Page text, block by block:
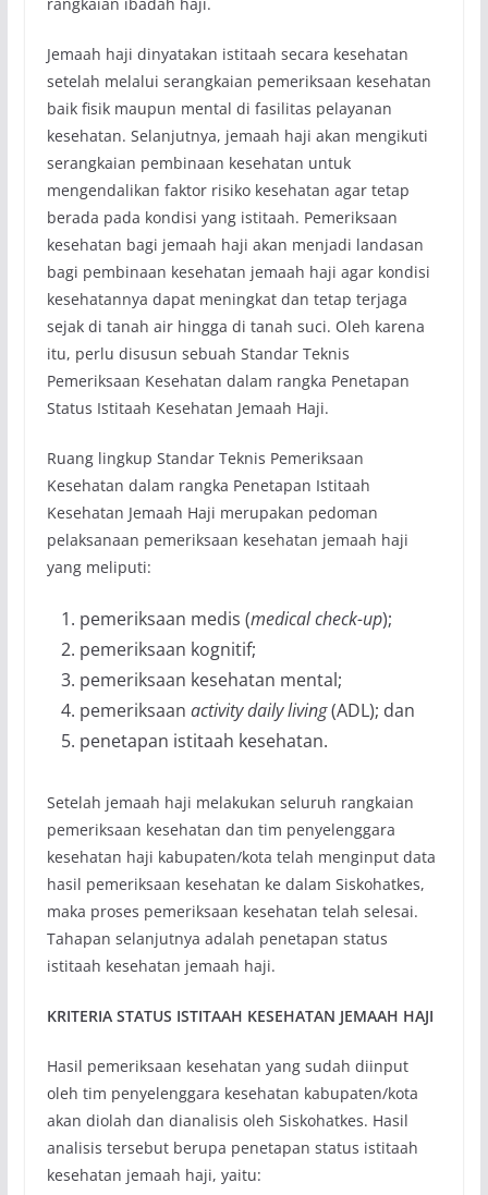
Jemaah haji dinyatakan istitaah secara kesehatan
setelah melalui serangkaian pemeriksaan kesehatan
baik fisik maupun mental di fasilitas pelayanan
kesehatan. Selanjutnya, jemaah haji akan mengikuti
serangkaian pembinaan kesehatan untuk
mengendalikan faktor risiko kesehatan agar tetap
berada pada kondisi yang istitaah. Pemeriksaan
kesehatan bagi jemaah haji akan menjadi landasan
bagi pembinaan kesehatan jemaah haji agar kondisi
kesehatannya dapat meningkat dan tetap terjaga
sejak di tanah air hingga di tanah suci. Oleh karena
itu, perlu disusun sebuah Standar Teknis
Pemeriksaan Kesehatan dalam rangka Penetapan
Status Istitaah Kesehatan Jemaah Haji.
Ruang lingkup Standar Teknis Pemeriksaan
Kesehatan dalam rangka Penetapan Istitaah
Kesehatan Jemaah Haji merupakan pedoman
pelaksanaan pemeriksaan kesehatan jemaah haji
yang meliputi:
pemeriksaan medis (medical check-up);
pemeriksaan kognitif;
pemeriksaan kesehatan mental;
pemeriksaan activity daily living(ADL); dan
penetapan istitaah kesehatan.
Setelah jemaah haji melakukan seluruh rangkaian
pemeriksaan kesehatan dan tim penyelenggara
kesehatan haji kabupaten/kota telah menginput data
hasil pemeriksaan kesehatan ke dalam Siskohatkes,
maka proses pemeriksaan kesehatan telah selesai.
Tahapan selanjutnya adalah penetapan status
istitaah kesehatan jemaah haji.
KRITERIA STATUS ISTITAAH KESEHATAN JEMAAH HAJI
Hasil pemeriksaan kesehatan yang sudah diinput
oleh tim penyelenggara kesehatan kabupaten/kota
akan diolah dan dianalisis oleh Siskohatkes. Hasil
analisis tersebut berupa penetapan status istitaah
kesehatan jemaah haji, yaitu: